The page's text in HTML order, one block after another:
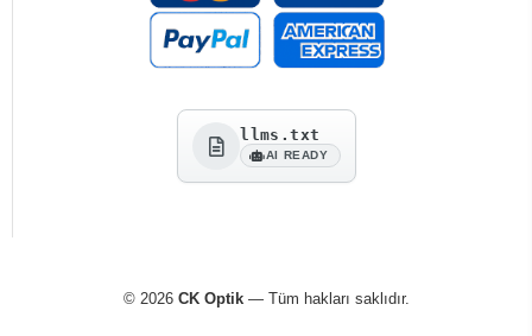
llms.txt
AI READY
© 2026 CK Optik— Tüm hakları saklıdır.